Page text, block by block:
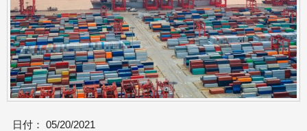
日付： 05/20/2021